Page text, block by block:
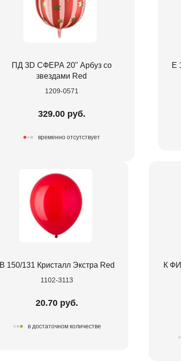
ПД 3D СФЕРА 20" Арбуз со
звездами Red
1209-0571
329.00 руб.
временно отсутствует
Е
В 150/131 Кристалл Экстра Red
1102-3113
20.70 руб.
в достаточном количестве
К